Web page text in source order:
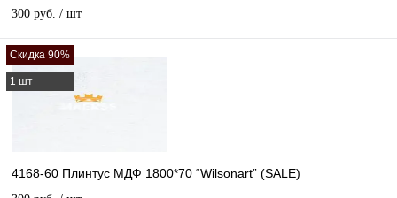
300 руб. / шт
Скидка 90%
1 шт
4168-60 Плинтус МДФ 1800*70 “Wilsonart” (SALE)